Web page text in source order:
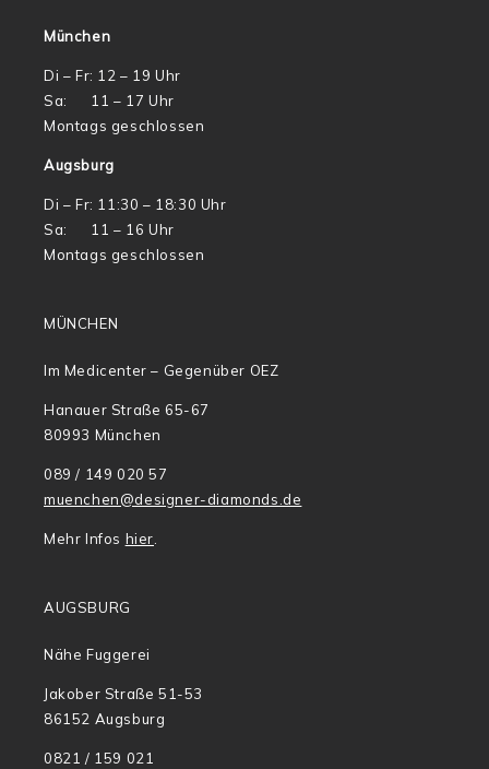
München
Di – Fr: 12 – 19 Uhr
Sa: 11 – 17 Uhr
Montags geschlossen
Augsburg
Di – Fr: 11:30 – 18:30 Uhr
Sa: 11 – 16 Uhr
Montags geschlossen
MÜNCHEN
Im Medicenter – Gegenüber OEZ
Hanauer Straße 65-67
80993 München
089 / 149 020 57
muenchen@designer-diamonds.de
Mehr Infos hier
AUGSBURG
Nähe Fuggerei
Jakober Straße 51-53
86152 Augsburg
0821 / 159 021